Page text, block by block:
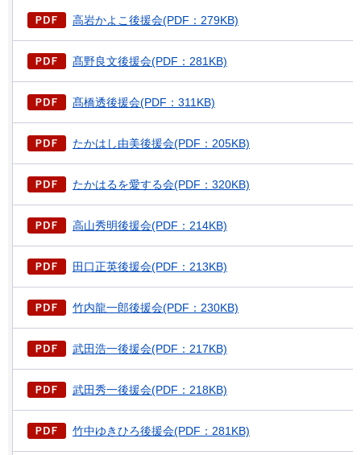
高岩かよこ後援会(PDF：279KB)
髙野良文後援会(PDF：281KB)
髙橋透後援会(PDF：311KB)
たかはし由美後援会(PDF：205KB)
たかはるを愛する会(PDF：320KB)
高山秀明後援会(PDF：214KB)
田口正英後援会(PDF：213KB)
竹内龍一郎後援会(PDF：230KB)
武田浩一後援会(PDF：217KB)
武田秀一後援会(PDF：218KB)
竹中ゆきひろ後援会(PDF：281KB)